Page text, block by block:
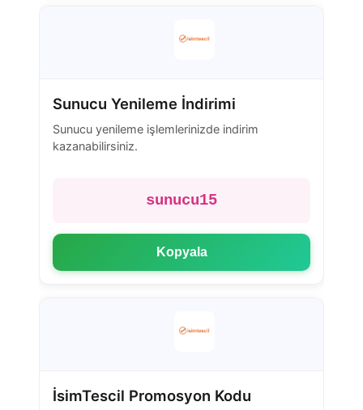
Sunucu Yenileme İndirimi
Sunucu yenileme işlemlerinizde indirim
kazanabilirsiniz.
sunucu15
Kopyala
İsimTescil Promosyon Kodu